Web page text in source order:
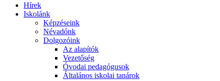
Hírek
Iskolánk
Képzéseink
Névadónk
Dolgozóink
Az alapítók
Vezetőség
Óvodai pedagógusok
Általános iskolai tanárok